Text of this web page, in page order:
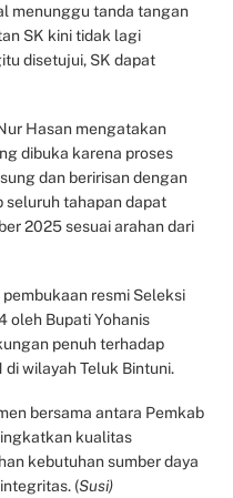
menunggu tanda tangan
SK kini tidak lagi
disetujui, SK dapat
Hasan mengatakan
dibuka karena proses
dan beririsan dengan
seluruh tahapan dapat
2025 sesuai arahan dari
resmi Seleksi
oleh Bupati Yohanis
penuh terhadap
wilayah Teluk Bintuni.
bersama antara Pemkab
kualitas
kebutuhan sumber daya
(Susi)